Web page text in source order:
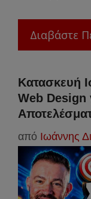
Διαβάστε
Κατασκευή
Web Design
από Ιωάννης